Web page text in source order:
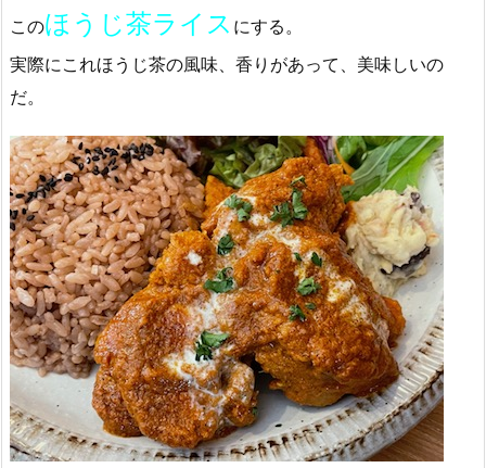
このほうじ茶ライス にする。
実際にこれほうじ茶の風味、香りがあって、美味しいの
だ。